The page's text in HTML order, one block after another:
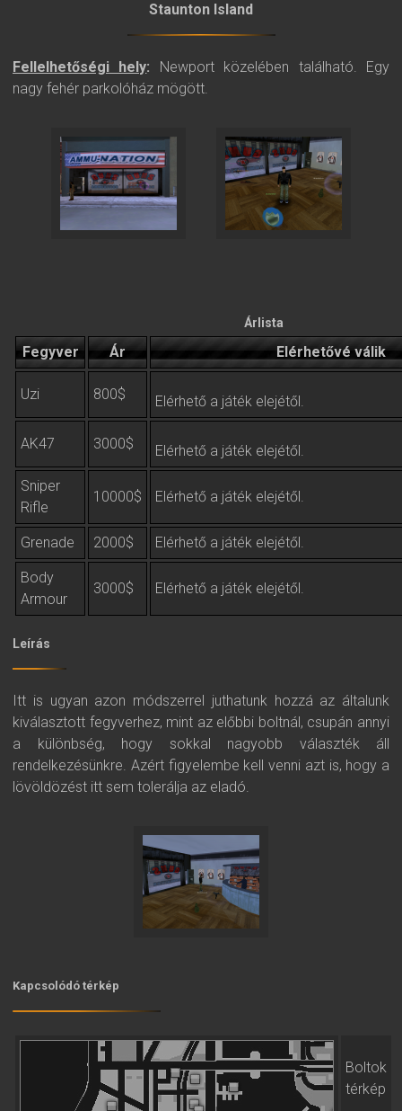
Staunton Island
Fellelhetőségi hely: Newport közelében található. Egy
nagy fehér parkolóház mögött.
Árlista
Fegyver Ár Elérhetővé válik
Uzi 800$ Elérhető a játék elejétől.
AK47 3000$ Elérhető a játék elejétől.
Sniper
Rifle
10000$ Elérhető a játék elejétől.
Grenade 2000$ Elérhető a játék elejétől.
Body
Armour
3000$ Elérhető a játék elejétől.
Leírás
Itt is ugyan azon módszerrel juthatunk hozzá az általunk
kiválasztott fegyverhez, mint az előbbi boltnál, csupán annyi
a különbség, hogy sokkal nagyobb választék áll
rendelkezésünkre. Azért figyelembe kell venni azt is, hogy a
lövöldözést itt sem tolerálja az eladó.
Kapcsolódó térkép
Boltok
térkép